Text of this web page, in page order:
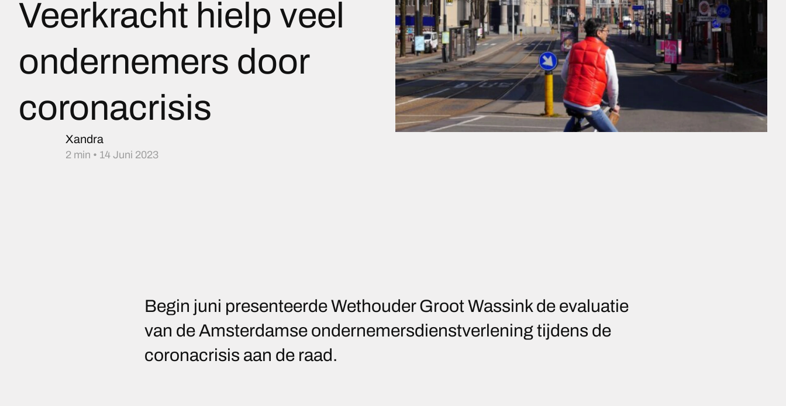
Veerkracht hielp veel
ondernemers door
coronacrisis
Xandra
2 min • 14 Juni 2023
Begin juni presenteerde Wethouder Groot Wassink de evaluatie
van de Amsterdamse ondernemersdienstverlening tijdens de
coronacrisis aan de raad.